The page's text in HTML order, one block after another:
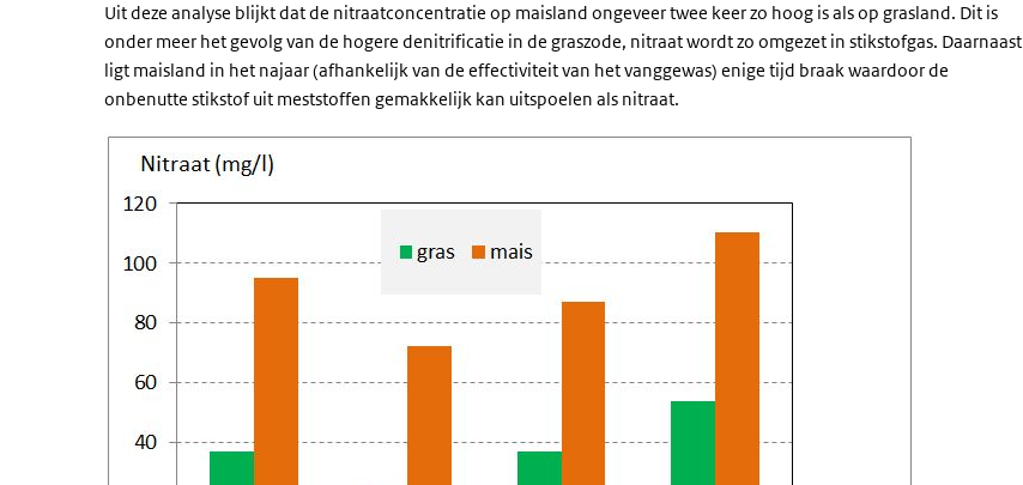
Uit deze analyse blijkt dat de nitraatconcentratie op maisland ongeveer twee keer zo hoog is als op grasland. Dit is
onder meer het gevolg van de hogere denitrificatie in de graszode, nitraat wordt zo omgezet in stikstofgas. Daarnaast
ligt maisland in het najaar (afhankelijk van de effectiviteit van het vanggewas) enige tijd braak waardoor de
onbenutte stikstof uit meststoffen gemakkelijk kan uitspoelen als nitraat.